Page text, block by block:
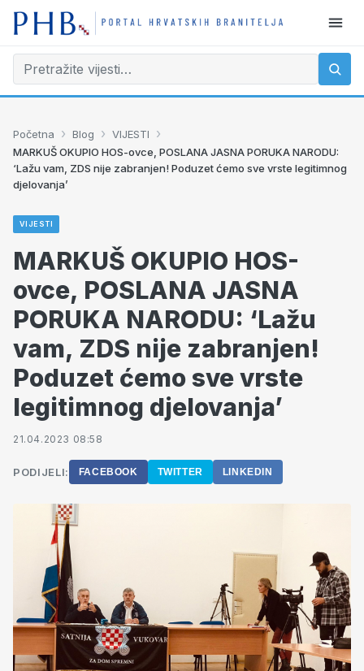
Početna › Blog › VIJESTI ›
MARKUŠ OKUPIO HOS-ovce, POSLANA JASNA PORUKA NARODU:
‘Lažu vam, ZDS nije zabranjen! Poduzet ćemo sve vrste legitimnog
djelovanja’
VIJESTI
MARKUŠ OKUPIO HOS-
ovce, POSLANA JASNA
PORUKA NARODU: ‘Lažu
vam, ZDS nije zabranjen!
Poduzet ćemo sve vrste
legitimnog djelovanja’
21.04.2023 08:58
PODIJELI: FACEBOOK TWITTER LINKEDIN